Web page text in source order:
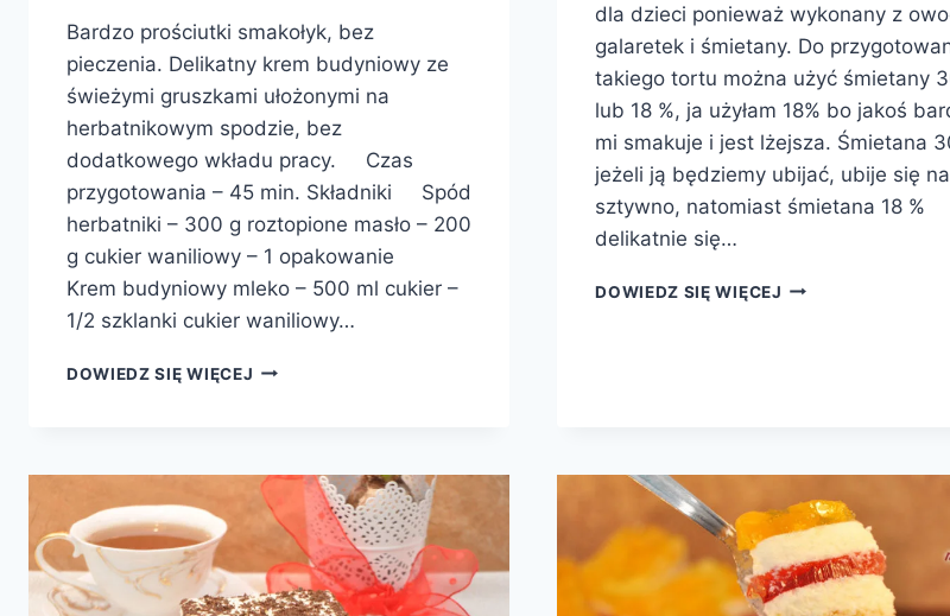
Bardzo prościutki smakołyk, bez
pieczenia. Delikatny krem budyniowy ze
świeżymi gruszkami ułożonymi na
herbatnikowym spodzie, bez
dodatkowego wkładu pracy. Czas
przygotowania – 45 min. Składniki Spód
herbatniki – 300 g roztopione masło – 200
g cukier waniliowy – 1 opakowanie
Krem budyniowy mleko – 500 ml cukier –
1/2 szklanki cukier waniliowy…
DOWIEDZ SIĘ WIĘCEJ TARTA
dla dzieci ponieważ wykonany z
galaretek i śmietany. Do
takiego tortu można użyć śmietany
lub 18 %, ja użyłam 18% bo jakoś
mi smakuje i jest lżejsza. Śmietana
jeżeli ją będziemy ubijać, ubije się na
sztywno, natomiast śmietana 18 %
delikatnie się…
DOWIEDZ SIĘ WIĘCEJ TORT